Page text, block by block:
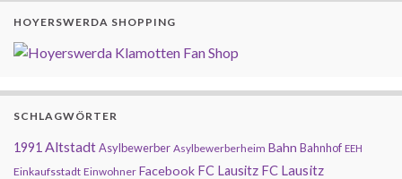
HOYERSWERDA SHOPPING
SCHLAGWÖRTER
1991 AltstadtAsylbewerber Asylbewerberheim Bahn Bahnhof EEH
Einkaufsstadt Einwohner Facebook FC Lausitz FC Lausitz